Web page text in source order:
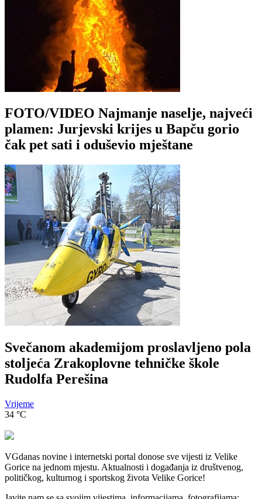
FOTO/VIDEO Najmanje naselje, najveći
plamen: Jurjevski krijes u Bapču gorio
čak pet sati i oduševio mještane
Svečanom akademijom proslavljeno pola
stoljeća Zrakoplovne tehničke škole
Rudolfa Perešina
Vrijeme
34 °C
VGdanas novine i internetski portal donose sve vijesti iz Velike
Gorice na jednom mjestu. Aktualnosti i događanja iz društvenog,
političkog, kulturnog i sportskog života Velike Gorice!